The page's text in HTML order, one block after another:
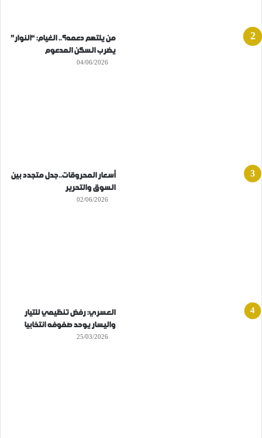
من يلتهم دعمه؟.. الغيام: “النوار”
يضرب السكن المدعوم
04/06/2026
أسعار المحروقات..جدل متجدد بين
السوق والتحرير
02/06/2026
العسري: رفض تنظيمي للتيار
واليسار يوحد صفوفه انتخابيا
25/03/2026